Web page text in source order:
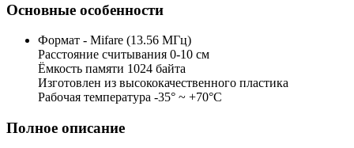
Основные особенности
Формат - Mifare (13.56 МГц)
Расстояние считывания 0-10 см
Ёмкость памяти 1024 байта
Изготовлен из высококачественного пластика
Рабочая температура -35° ~ +70°С
Полное описание